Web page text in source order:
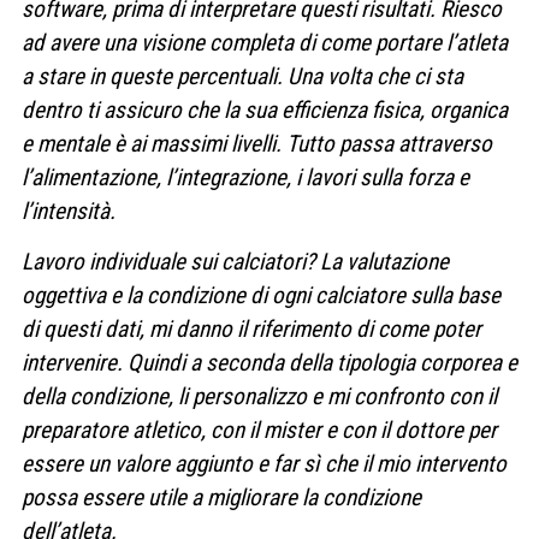
software, prima di interpretare questi risultati. Riesco
ad avere una visione completa di come portare l’atleta
a stare in queste percentuali. Una volta che ci sta
dentro ti assicuro che la sua efficienza fisica, organica
e mentale è ai massimi livelli. Tutto passa attraverso
l’alimentazione, l’integrazione, i lavori sulla forza e
l’intensità.
Lavoro individuale sui calciatori? La valutazione
oggettiva e la condizione di ogni calciatore sulla base
di questi dati, mi danno il riferimento di come poter
intervenire. Quindi a seconda della tipologia corporea e
della condizione, li personalizzo e mi confronto con il
preparatore atletico, con il mister e con il dottore per
essere un valore aggiunto e far sì che il mio intervento
possa essere utile a migliorare la condizione
dell’atleta.